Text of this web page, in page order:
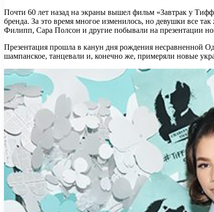
Почти 60 лет назад на экраны вышел фильм «Завтрак у
бренда. За это время многое изменилось, но девушки все так
Филипп, Сара Полсон и другие побывали на презентации
Презентация прошла в канун дня рождения несравненной
шампанское, танцевали и, конечно же, примеряли новые